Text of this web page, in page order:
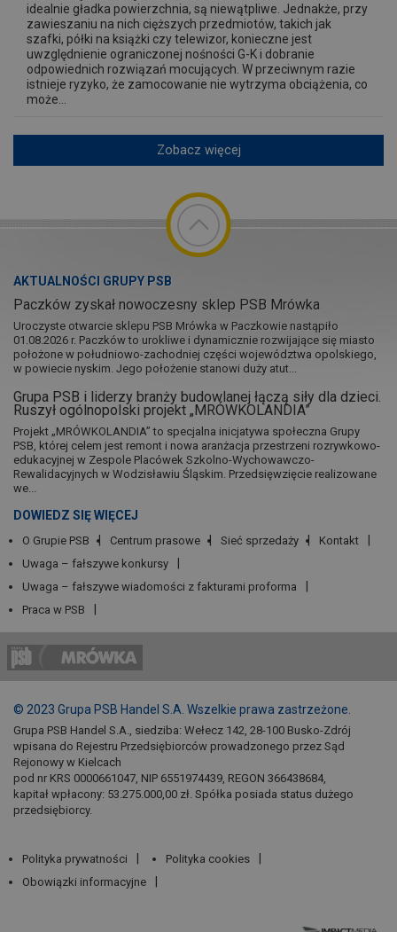
idealnie gładka powierzchnia, są niewątpliwe. Jednakże, przy
zawieszaniu na nich cięższych przedmiotów, takich jak
szafki, półki na książki czy telewizor, konieczne jest
uwzględnienie ograniczonej nośności G-K i dobranie
odpowiednich rozwiązań mocujących. W przeciwnym razie
istnieje ryzyko, że zamocowanie nie wytrzyma obciążenia, co
może...
Zobacz więcej
AKTUALNOŚCI GRUPY PSB
Paczków zyskał nowoczesny sklep PSB Mrówka
Uroczyste otwarcie sklepu PSB Mrówka w Paczkowie nastąpiło
01.08.2026 r. Paczków to urokliwe i dynamicznie rozwijające się miasto
położone w południowo-zachodniej części województwa opolskiego,
w powiecie nyskim. Jego położenie stanowi duży atut...
Grupa PSB i liderzy branży budowlanej łączą siły dla dzieci.
Ruszył ogólnopolski projekt „MRÓWKOLANDIA”
Projekt „MRÓWKOLANDIA” to specjalna inicjatywa społeczna Grupy
PSB, której celem jest remont i nowa aranżacja przestrzeni rozrywkowo-
edukacyjnej w Zespole Placówek Szkolno-Wychowawczo-
Rewalidacyjnych w Wodzisławiu Śląskim. Przedsięwzięcie realizowane
we...
DOWIEDZ SIĘ WIĘCEJ
O Grupie PSB Centrum prasowe Sieć sprzedaży
Kontakt
Uwaga – fałszywe konkursy
Uwaga – fałszywe wiadomości z fakturami proforma
Praca w PSB
© 2023 Grupa PSB Handel S.A. Wszelkie prawa zastrzeżone.
Grupa PSB Handel S.A., siedziba: Wełecz 142, 28-100 Busko-Zdrój
wpisana do Rejestru Przedsiębiorców prowadzonego przez Sąd
Rejonowy w Kielcach
pod nr KRS 0000661047, NIP 6551974439, REGON 366438684,
kapitał wpłacony: 53.275.000,00 zł. Spółka posiada status dużego
przedsiębiorcy.
Polityka prywatności
Polityka cookies
Obowiązki informacyjne